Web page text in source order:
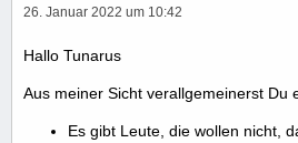
26. Januar 2022 um 10:42
Hallo Tunarus
Aus meiner Sicht verallgemeinerst Du
Es gibt Leute, die wollen nicht,